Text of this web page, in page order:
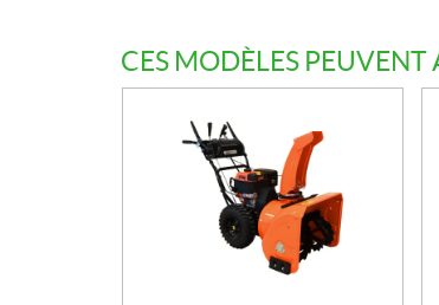
CES MODÈLES PEUVENT